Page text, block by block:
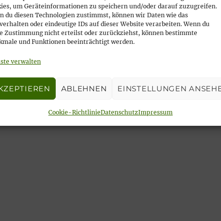
um Geräteinformationen zu speichern und/oder darauf zuzugreifen.
du diesen Technologien zustimmst, können wir Daten wie das
oder eindeutige IDs auf dieser Website verarbeiten. Wenn du
Zustimmung nicht erteilst oder zurückziehst, können bestimmte
und Funktionen beeinträchtigt werden.
verwalten
ABLEHNEN EINSTELLUNGEN
Cookie-RichtlinieDatenschutzImpressum
am 29. Mai 2022